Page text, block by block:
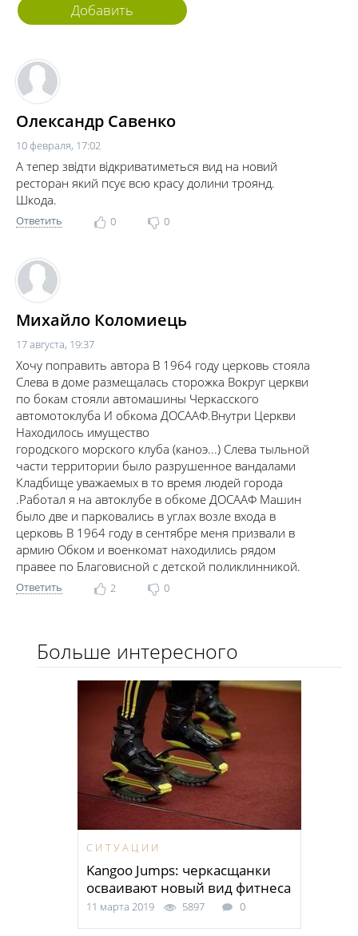
Добавить
Олександр Савенко
10 февраля, 17:02
А тепер звідти відкриватиметься вид на новий
ресторан який псує всю красу долини троянд.
Шкода.
Ответить 0 0
Михайло Коломиець
17 августа, 19:37
Хочу поправить автора В 1964 году церковь стояла
Слева в доме размещалась сторожка Вокруг церкви
по бокам стояли автомашины Черкасского
автомотоклуба И обкома ДОСААФ.Внутри Церкви
Находилось имущество
городского морского клуба (каноэ...) Слева тыльной
части территории было разрушенное вандалами
Кладбище уважаемых в то время людей города
.Работал я на автоклубе в обкоме ДОСААФ Машин
было две и парковались в углах возле входа в
церковь В 1964 году в сентябре меня призвали в
армию Обком и военкомат находились рядом
правее по Благовисной с детской поликлинникой.
Ответить 2 0
Больше интересного
СИТУАЦИИ
Kangoo Jumps: черкаcщанки
осваивают новый вид фитнеса
11 марта 2019 5897 0